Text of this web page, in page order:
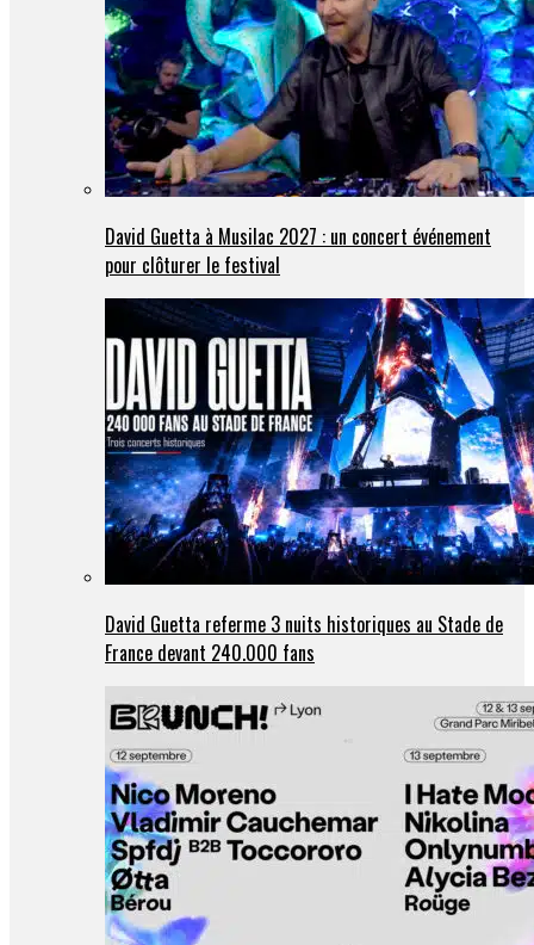
David Guetta à Musilac 2027 : un concert événement
pour clôturer le festival
David Guetta referme 3 nuits historiques au Stade de
France devant 240.000 fans